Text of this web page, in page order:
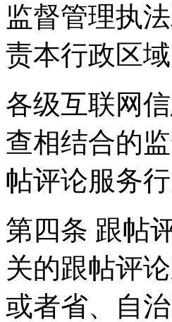
监督管理执
责本行政区
各级互联网
查相结合的
帖评论服务行
第四条 跟帖
关的跟帖评
或者省、自